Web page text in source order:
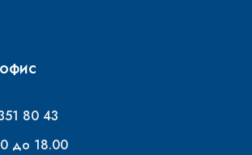
80 43
до 18.00